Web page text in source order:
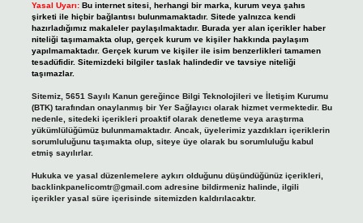
Yasal Uyarı: Bu internet sitesi, herhangi bir marka, kurum veya şahıs
şirketi ile hiçbir bağlantısı bulunmamaktadır. Sitede yalnızca kendi
hazırladığımız makaleler paylaşılmaktadır. Burada yer alan içerikler haber
niteliği taşımamakta olup, gerçek kurum ve kişiler hakkında paylaşım
yapılmamaktadır. Gerçek kurum ve kişiler ile isim benzerlikleri tamamen
tesadüfidir. Sitemizdeki bilgiler taslak halindedir ve tavsiye niteliği
taşımazlar.
Sitemiz, 5651 Sayılı Kanun gereğince Bilgi Teknolojileri ve İletişim Kurumu
(BTK) tarafından onaylanmış bir Yer Sağlayıcı olarak hizmet vermektedir. Bu
nedenle, sitedeki içerikleri proaktif olarak denetleme veya araştırma
yükümlülüğümüz bulunmamaktadır. Ancak, üyelerimiz yazdıkları içeriklerin
sorumluluğunu taşımakta olup, siteye üye olarak bu sorumluluğu kabul
etmiş sayılırlar.
Hukuka ve yasal düzenlemelere aykırı olduğunu düşündüğünüz içerikleri,
backlinkpanelicomtr@gmail.comadresine bildirmeniz halinde, ilgili
içerikler yasal süre içerisinde sitemizden kaldırılacaktır.